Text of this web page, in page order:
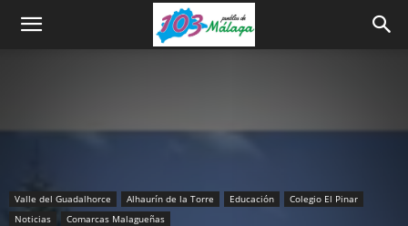
Valle del Guadalhorce Alhaurín de la Torre Educación
Colegio El Pinar
Noticias
Comarcas Malagueñas